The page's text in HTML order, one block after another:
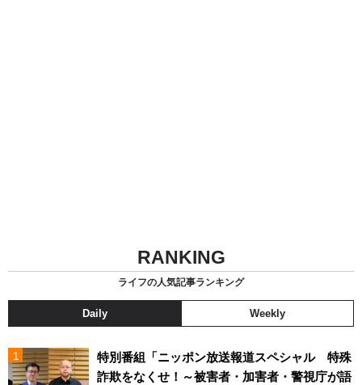
RANKING
ライフの人気記事ランキング
Daily Weekly
特別番組「ニッポン放送報道スペシャル 特殊
詐欺をなくせ！～被害者・加害者・警視庁が語